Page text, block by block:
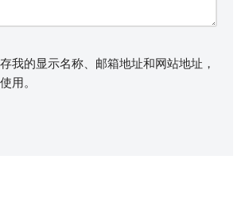
我的显示名称、邮箱地址和网站地址，
用。